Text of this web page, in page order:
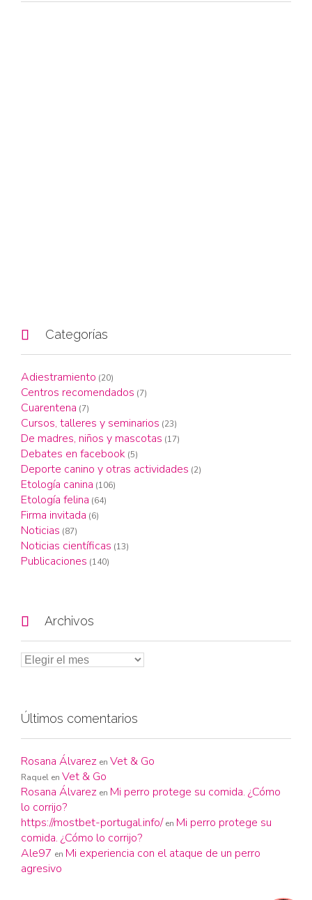
 Categorías
Adiestramiento (20)
Centros recomendados (7)
Cuarentena (7)
Cursos, talleres y seminarios (23)
De madres, niños y mascotas (17)
Debates en facebook (5)
Deporte canino y otras actividades (2)
Etología canina (106)
Etología felina (64)
Firma invitada (6)
Noticias (87)
Noticias científicas (13)
Publicaciones (140)
 Archivos
Últimos comentarios
Rosana Álvarez en Vet & Go
Raquel en Vet & Go
Rosana Álvarez en Mi perro protege su comida. ¿Cómo
lo corrijo?
https://mostbet-portugal.info/ en Mi perro protege su
comida. ¿Cómo lo corrijo?
Ale97 en Mi experiencia con el ataque de un perro
agresivo